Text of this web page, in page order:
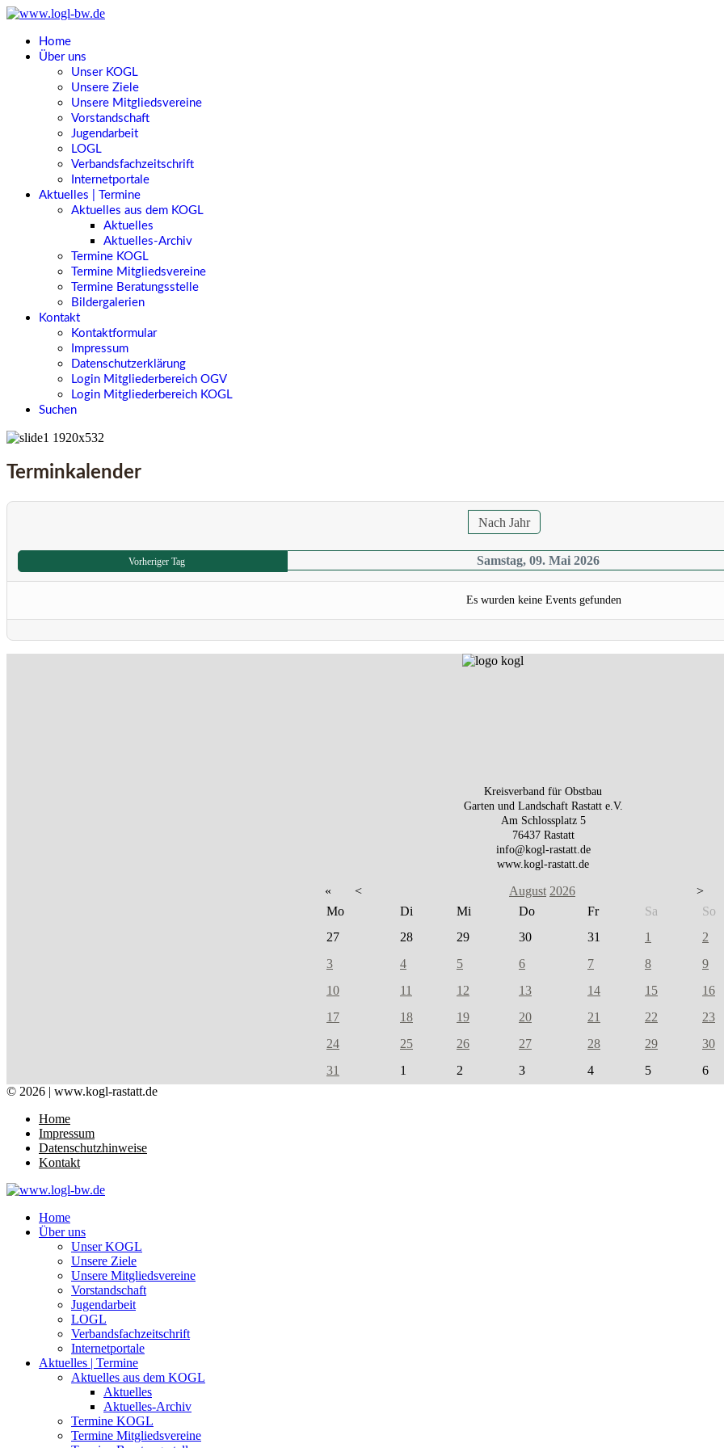
Home
Über uns
Unser KOGL
Unsere Ziele
Unsere Mitgliedsvereine
Vorstandschaft
Jugendarbeit
LOGL
Verbandsfachzeitschrift
Internetportale
Aktuelles | Termine
Aktuelles aus dem KOGL
Aktuelles
Aktuelles-Archiv
Termine KOGL
Termine Mitgliedsvereine
Termine Beratungsstelle
Bildergalerien
Kontakt
Kontaktformular
Impressum
Datenschutzerklärung
Login Mitgliederbereich OGV
Login Mitgliederbereich KOGL
Suchen
Terminkalender
Nach Jahr
Vorheriger Tag Samstag, 09. Mai 2026
Es wurden keine Events gefunden
Kreisverband für Obstbau
Garten und Landschaft Rastatt e.V.
Am Schlossplatz 5
76437 Rastatt
info@kogl-rastatt.de
www.kogl-rastatt.de
« < August 2026
>
Mo
Di Mi Do Fr Sa
So
27
28 29 30 31 1
2
3
4 5 6 7 8
9
10
11 12 13 14 15
16
17
18 19 20 21 22
23
24
25 26 27 28 29
30
31
1 2 3 4 5
6
© 2026 | www.kogl-rastatt.de
Home
Impressum
Datenschutzhinweise
Kontakt
Home
Über uns
Unser KOGL
Unsere Ziele
Unsere Mitgliedsvereine
Vorstandschaft
Jugendarbeit
LOGL
Verbandsfachzeitschrift
Internetportale
Aktuelles | Termine
Aktuelles aus dem KOGL
Aktuelles
Aktuelles-Archiv
Termine KOGL
Termine Mitgliedsvereine